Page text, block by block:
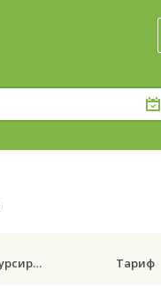
Дни курсирования Тариф